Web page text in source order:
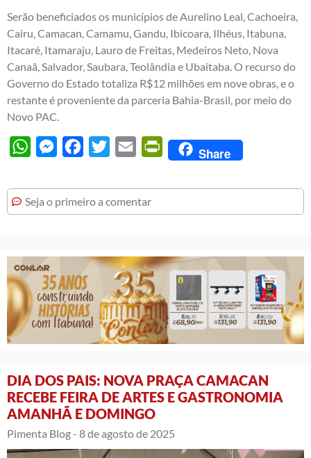
Serão beneficiados os municípios de Aurelino Leal, Cachoeira,
Cairu, Camacan, Camamu, Gandu, Ibicoara, Ilhéus, Itabuna,
Itacaré, Itamaraju, Lauro de Freitas, Medeiros Neto, Nova
Canaã, Salvador, Saubara, Teolândia e Ubaitaba. O recurso do
Governo do Estado totaliza R$12 milhões em nove obras, e o
restante é proveniente da parceria Bahia-Brasil, por meio do
Novo PAC.
WhatsAppMessengerFacebook
Twitter Email PrintFriendly
Share
Seja o primeiro a comentar
DIA DOS PAIS: NOVA PRAÇA CAMACAN
RECEBE FEIRA DE ARTES E GASTRONOMIA
AMANHÃ E DOMINGO
Pimenta Blog - 8 de agosto de 2025